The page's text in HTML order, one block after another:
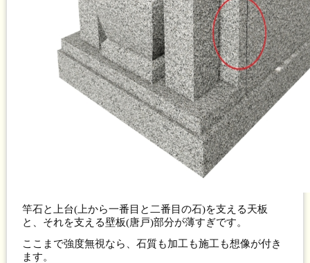
竿石と上台(上から一番目と二番目の石)を支える天板
と、それを支える壁板(唐戸)部分が薄すぎです。
ここまで強度無視なら、石質も加工も施工も想像が付き
ます。